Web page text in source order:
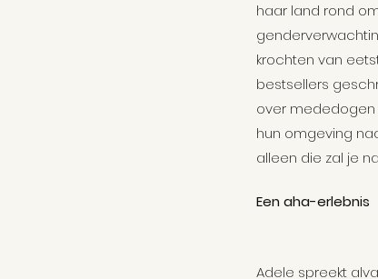
Feminisme Vrouwen
haar land rond
krochten van
bestsellers
over mededogen
hun omgeving
alleen die zal je
Een aha-erlebnis
Adele spreekt